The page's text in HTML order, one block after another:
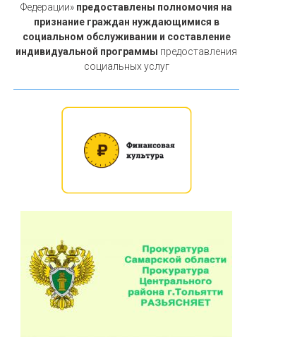
Федерации» предоставлены полномочия на
признание граждан нуждающимися в
социальном обслуживании и составление
индивидуальной программы предоставления
социальных услуг